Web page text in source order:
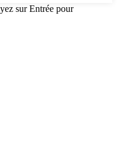
sur Entrée pour